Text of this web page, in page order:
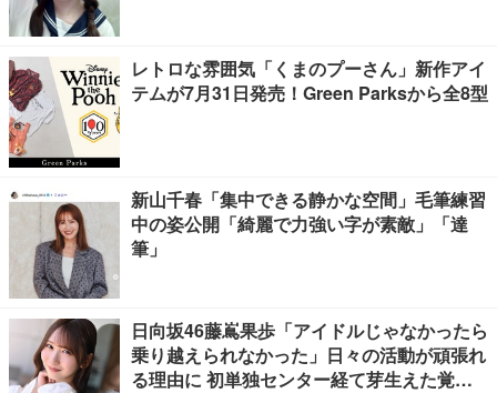
レトロな雰囲気「くまのプーさん」新作アイ
テムが7月31日発売！Green Parksから全8型
新山千春「集中できる静かな空間」毛筆練習
中の姿公開「綺麗で力強い字が素敵」「達
筆」
日向坂46藤嶌果歩「アイドルじゃなかったら
乗り越えられなかった」日々の活動が頑張れ
る理由に 初単独センター経て芽生えた覚悟